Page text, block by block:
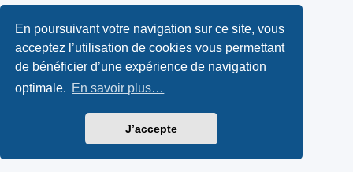
En poursuivant votre navigation sur ce site, vous
acceptez l’utilisation de cookies vous permettant
de bénéficier d’une expérience de navigation
optimale. En savoir plus…
J’accepte